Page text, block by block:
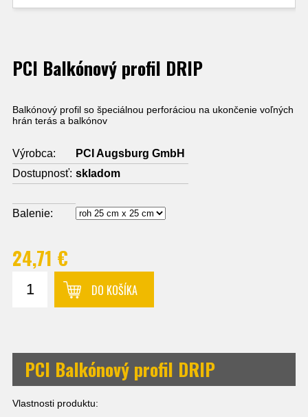
PCI Balkónový profil DRIP
Balkónový profil so špeciálnou perforáciou na ukončenie voľných
hrán terás a balkónov
Výrobca:
PCI Augsburg GmbH
Dostupnosť: skladom
Balenie:
24,71 €
DO KOŠÍKA
PCI Balkónový profil DRIP
Vlastnosti produktu: